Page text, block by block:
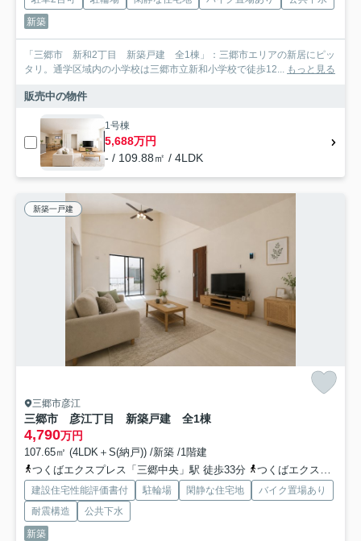
新築
「三郷市 新和2丁目 新築戸建 全1棟」：三郷市エリアの新居にピッ
タリ。通学区域内の小学校は三郷市立新和小学校で徒歩12... もっと見る
販売中の物件
1号棟
5,688万円
- / 109.88㎡ / 4LDK
新築一戸建
三郷市彦江
三郷市 彦江丁目 新築戸建 全1棟
4,790万円
107.65㎡ (4LDK＋S(納戸)) /新築 /1階建
つくばエクスプレス「三郷中央」駅 徒歩33分
つくばエクスプレス「八潮」駅 徒歩32分
建設住宅性能評価書付 駐輪場 閑静な住宅地
バイク置場あり
耐震構造
公共下水
新築